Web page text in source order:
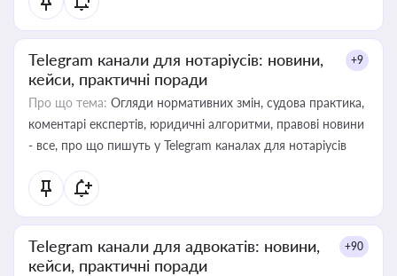
Telegram канали для нотаріусів: новини,
кейси, практичні поради
+9
Про що тема: Огляди нормативних змін, судова практика,
коментарі експертів, юридичні алгоритми, правові новини
- все, про що пишуть у Telegram каналах для нотаріусів
Telegram канали для адвокатів: новини,
кейси, практичні поради
+90